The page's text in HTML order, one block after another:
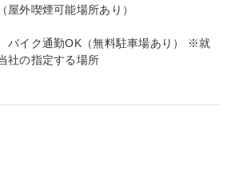
屋外喫煙可能場所あり）
バイク通勤OK（無料駐車場あり） ※就
社の指定する場所